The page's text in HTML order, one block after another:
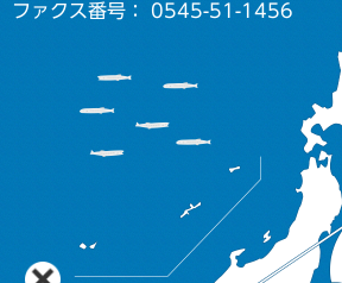
ファクス番号： 0545-51-1456